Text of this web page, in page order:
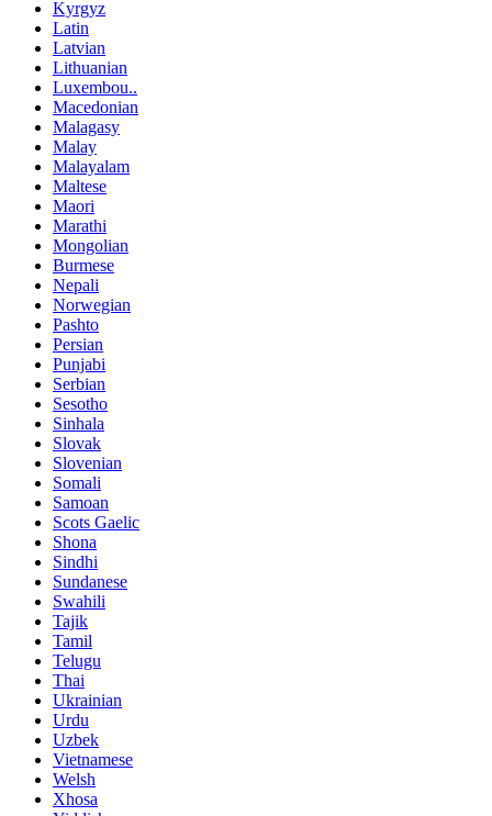
Kyrgyz
Latin
Latvian
Lithuanian
Luxembou..
Macedonian
Malagasy
Malay
Malayalam
Maltese
Maori
Marathi
Mongolian
Burmese
Nepali
Norwegian
Pashto
Persian
Punjabi
Serbian
Sesotho
Sinhala
Slovak
Slovenian
Somali
Samoan
Scots Gaelic
Shona
Sindhi
Sundanese
Swahili
Tajik
Tamil
Telugu
Thai
Ukrainian
Urdu
Uzbek
Vietnamese
Welsh
Xhosa